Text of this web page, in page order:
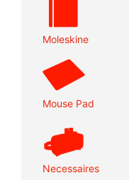
Moleskine
Mouse Pad
Necessaires